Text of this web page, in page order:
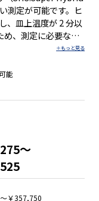
測定が可能です。ヒ
、皿上温度が 2 分以
め、測定に必要な試
） ●4種類の加熱
●データ通信ソフト
単にデータを取り
た使い捨てアルミ皿
現 ●100 種類以上の
水分計内部に
条件を 300 セット
、USB ホス
スを標準装備 ●精
能
～
￥357,750